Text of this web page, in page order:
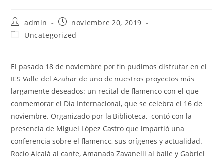
admin
noviembre 20, 2019
Uncategorized
El pasado 18 de noviembre por fin pudimos disfrutar en el
IES Valle del Azahar de uno de nuestros proyectos más
largamente deseados: un recital de flamenco con el que
conmemorar el Día Internacional, que se celebra el 16 de
noviembre. Organizado por la Biblioteca, contó con la
presencia de Miguel López Castro que impartió una
conferencia sobre el flamenco, sus orígenes y actualidad.
Rocío Alcalá al cante, Amanada Zavanelli al baile y Gabriel